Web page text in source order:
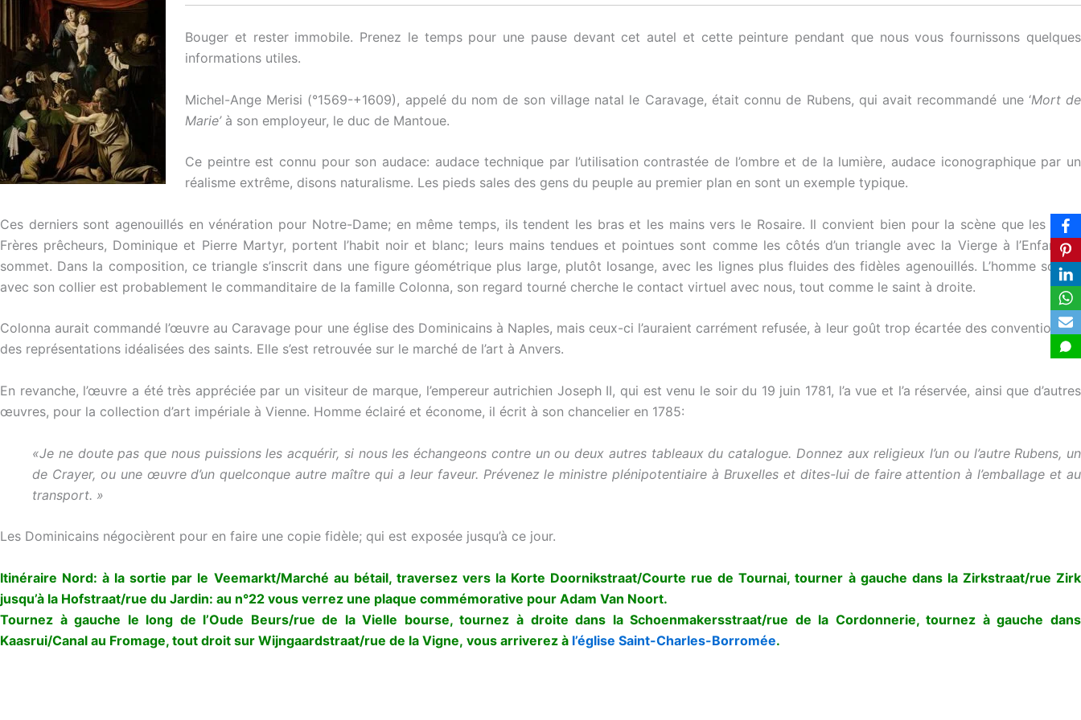
Bouger et rester immobile. Prenez le temps pour une pause devant cet autel et cette peinture pendant que nous vous fournissons quelques
informations utiles.
Michel-Ange Merisi (°1569-+1609), appelé du nom de son village natal le Caravage, était connu de Rubens, qui avait recommandé une ‘Mort de
Marie’à son employeur, le duc de Mantoue.
Ce peintre est connu pour son audace: audace technique par l’utilisation contrastée de l’ombre et de la lumière, audace iconographique par un
réalisme extrême, disons naturalisme. Les pieds sales des gens du peuple au premier plan en sont un exemple typique.
Ces derniers sont agenouillés en vénération pour Notre-Dame; en même temps, ils tendent les bras et les mains vers le Rosaire. Il convient bien pour la scène que les deux
Frères prêcheurs, Dominique et Pierre Martyr, portent l’habit noir et blanc; leurs mains tendues et pointues sont comme les côtés d’un triangle avec la Vierge à l’Enfant au
sommet. Dans la composition, ce triangle s’inscrit dans une figure géométrique plus large, plutôt losange, avec les lignes plus fluides des fidèles agenouillés. L’homme soigné
avec son collier est probablement le commanditaire de la famille Colonna, son regard tourné cherche le contact virtuel avec nous, tout comme le saint à droite.
Colonna aurait commandé l’œuvre au Caravage pour une église des Dominicains à Naples, mais ceux-ci l’auraient carrément refusée, à leur goût trop écartée des conventions et
des représentations idéalisées des saints. Elle s’est retrouvée sur le marché de l’art à Anvers.
En revanche, l’œuvre a été très appréciée par un visiteur de marque, l’empereur autrichien Joseph II, qui est venu le soir du 19 juin 1781, l’a vue et l’a réservée, ainsi que d’autres
œuvres, pour la collection d’art impériale à Vienne. Homme éclairé et économe, il écrit à son chancelier en 1785:
«Je ne doute pas que nous puissions les acquérir, si nous les échangeons contre un ou deux autres tableaux du catalogue. Donnez aux religieux l’un ou l’autre Rubens, un
de Crayer, ou une œuvre d’un quelconque autre maître qui a leur faveur. Prévenez le ministre plénipotentiaire à Bruxelles et dites-lui de faire attention à l’emballage et au
transport. »
Les Dominicains négocièrent pour en faire une copie fidèle; qui est exposée jusqu’à ce jour.
Itinéraire Nord: à la sortie par le Veemarkt/Marché au bétail, traversez vers la Korte Doornikstraat/Courte rue de Tournai, tourner à gauche dans la Zirkstraat/rue Zirk
jusqu’à la Hofstraat/rue du Jardin: au n°22 vous verrez une plaque commémorative pour Adam Van Noort.
Tournez à gauche le long de l’Oude Beurs/rue de la Vielle bourse, tournez à droite dans la Schoenmakersstraat/rue de la Cordonnerie, tournez à gauche dans
Kaasrui/Canal au Fromage, tout droit sur Wijngaardstraat/rue de la Vigne, vous arriverez à l’église Saint-Charles-Borromée.